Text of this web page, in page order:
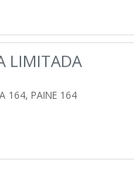
LIMITADA
164, PAINE 164